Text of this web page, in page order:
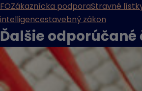
FOZákaznícka podporaStravné
intelligencestavebný zákon
Ďalšie odporúčané